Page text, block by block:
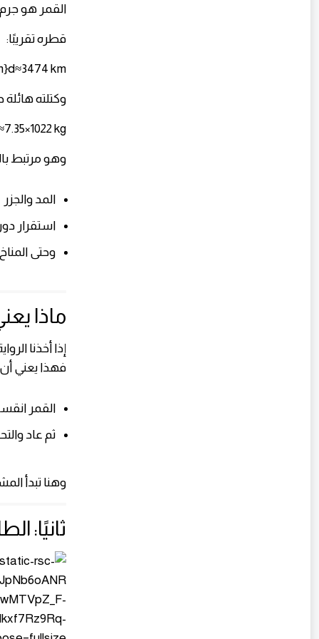
القمر هو
قطره تقريبًا:
km
وكتلته هائلة
kg
وهو مرتبط
المد والجزر
استقرار
وحتى
ماذا
إذا أخذنا
فهذا يعني
القمر
ثم عاد
وهنا تبدأ
ثانيًا: